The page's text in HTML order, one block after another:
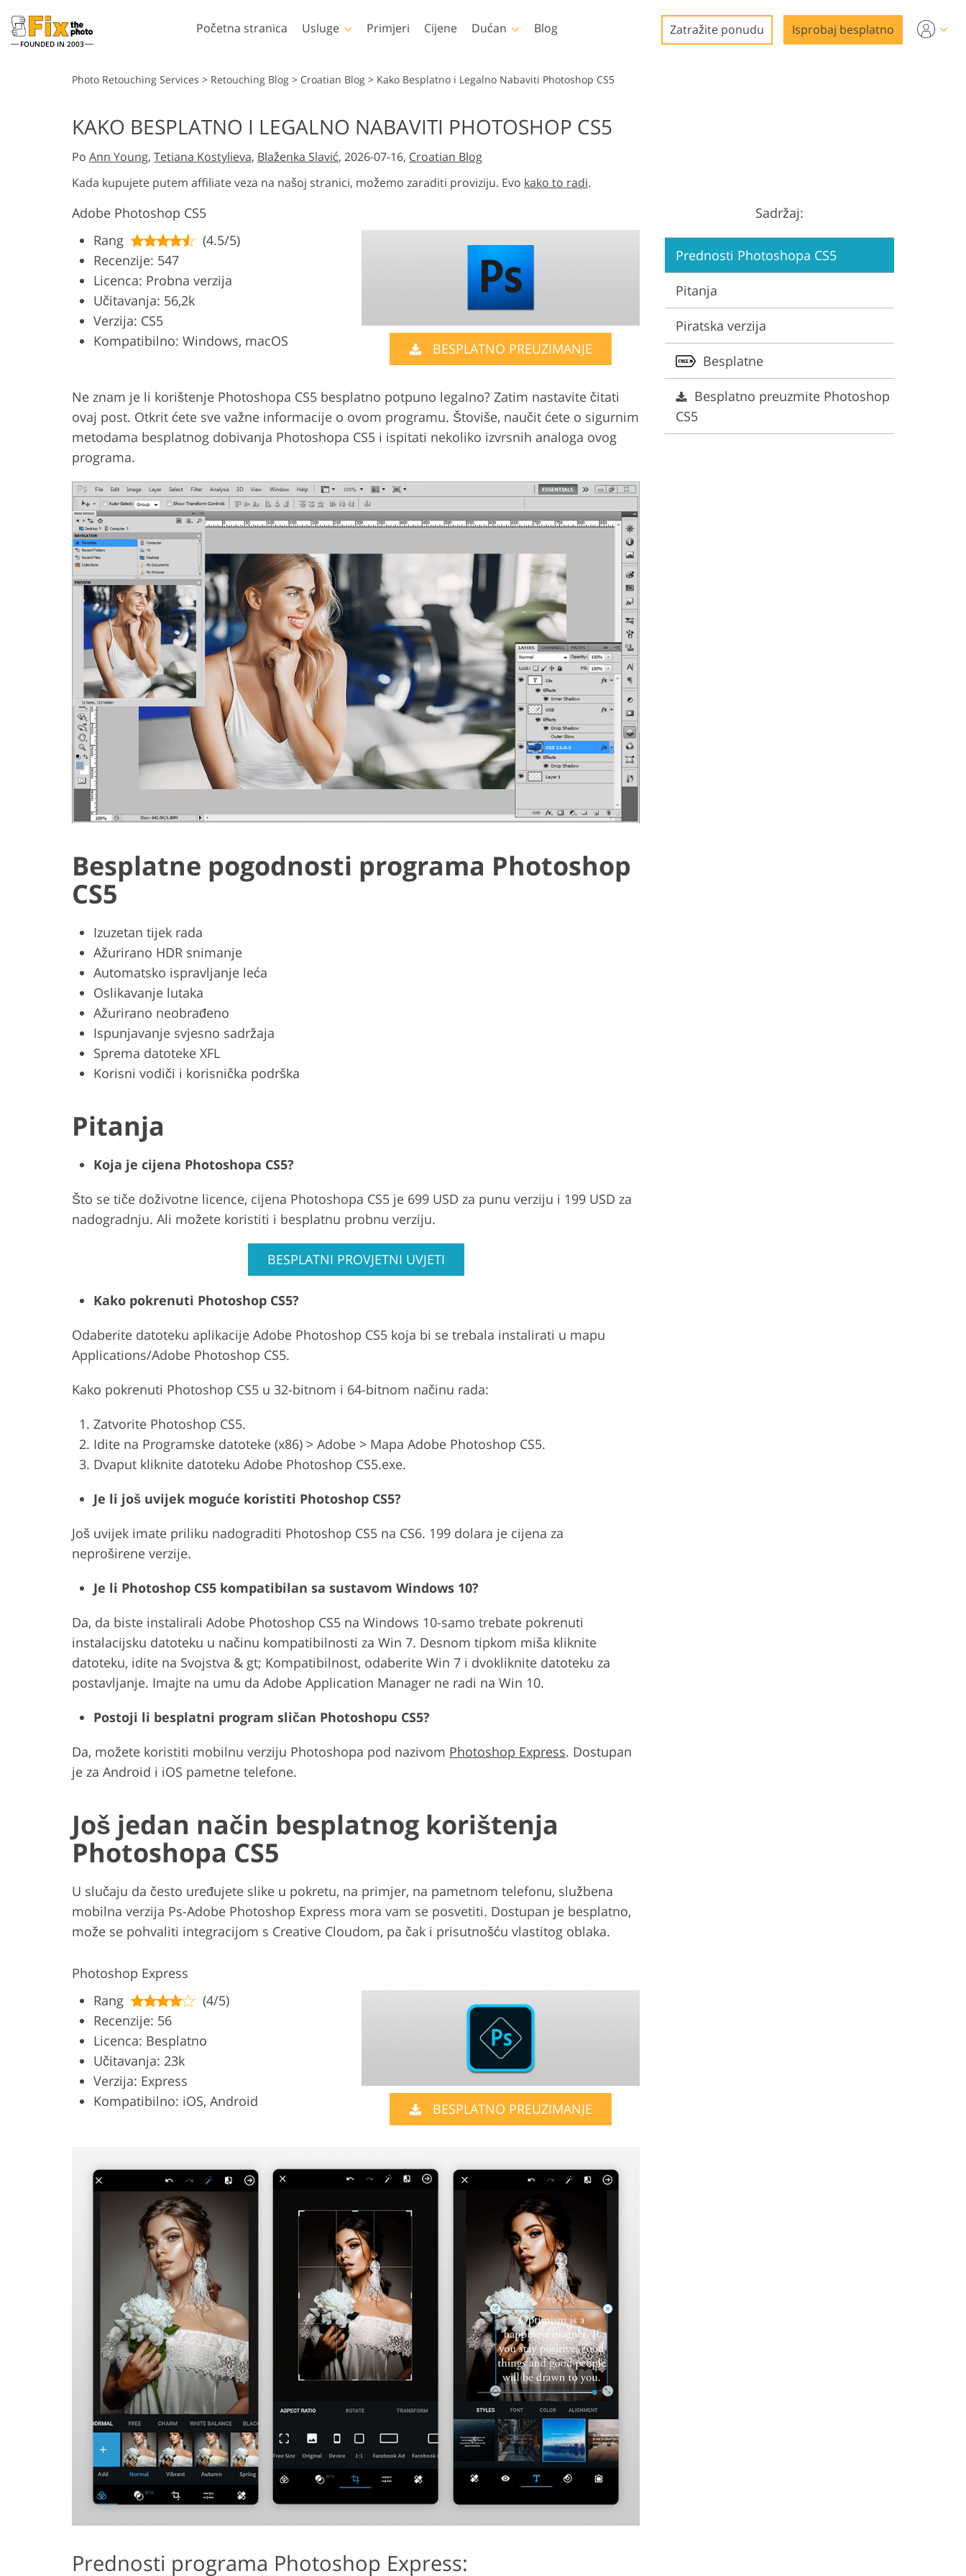
FOUNDED IN 2003
Početna stranica Usluge
Uređivanje fotografija
Uređivanje fotografija
Uređivanje vjenčanih
fotografija
Manipulacija fotografijama
Uređivanje fotografija
Uređivanje fotografija
Podaci za obuku AI Usluge video montaže
Primjeri Cijene Dućan
Lightroom
Lightroom Presets
LR Preset zbirke
Predpostavke najbolje
Mobilne Presets
Photoshop
Photoshop Akcije
Četke za Photoshop
Photoshop slojevi
Photoshop teksture
Templates
Svi predlošci
Marketinški predlošci
Valentinovo čestitke
Pozivnice za vjenčanje
Video
LUT-ovi za uređivanje
videa
Blog Zatražite ponudu Isprobaj besplatno
Photo Retouching Services > Retouching Blog > Croatian Blog > Kako Besplatno i Legalno Nabaviti Photoshop CS5
KAKO BESPLATNO I LEGALNO NABAVITI PHOTOSHOP CS5
Po Ann Young, Tetiana Kostylieva, Blaženka Slavić, 2026-07-16, Croatian Blog
Kada kupujete putem affiliate veza na našoj stranici, možemo zaraditi proviziju. Evo kako to radi.
Adobe Photoshop CS5
Rang
(4.5/5)
Recenzije: 547
Licenca: Probna verzija
Učitavanja: 56,2k
Verzija: CS5
Kompatibilno: Windows, macOS
BESPLATNO PREUZIMANJE
Ne znam je li korištenje Photoshopa CS5 besplatno potpuno legalno? Zatim nastavite čitati
ovaj post. Otkrit ćete sve važne informacije o ovom programu. Štoviše, naučit ćete o sigurnim
metodama besplatnog dobivanja Photoshopa CS5 i ispitati nekoliko izvrsnih analoga ovog
programa.
Besplatne pogodnosti programa Photoshop
CS5
Izuzetan tijek rada
Ažurirano HDR snimanje
Automatsko ispravljanje leća
Oslikavanje lutaka
Ažurirano neobrađeno
Ispunjavanje svjesno sadržaja
Sprema datoteke XFL
Korisni vodiči i korisnička podrška
Pitanja
Koja je cijena Photoshopa CS5?
Što se tiče doživotne licence, cijena Photoshopa CS5 je 699 USD za punu verziju i 199 USD za
nadogradnju. Ali možete koristiti i besplatnu probnu verziju.
BESPLATNI PROVJETNI UVJETI
Kako pokrenuti Photoshop CS5?
Odaberite datoteku aplikacije Adobe Photoshop CS5 koja bi se trebala instalirati u mapu
Applications/Adobe Photoshop CS5.
Kako pokrenuti Photoshop CS5 u 32-bitnom i 64-bitnom načinu rada:
Zatvorite Photoshop CS5.
Idite na Programske datoteke (x86) > Adobe > Mapa Adobe Photoshop CS5.
Dvaput kliknite datoteku Adobe Photoshop CS5.exe.
Je li još uvijek moguće koristiti Photoshop CS5?
Još uvijek imate priliku nadograditi Photoshop CS5 na CS6. 199 dolara je cijena za
neproširene verzije.
Je li Photoshop CS5 kompatibilan sa sustavom Windows 10?
Da, da biste instalirali Adobe Photoshop CS5 na Windows 10-samo trebate pokrenuti
instalacijsku datoteku u načinu kompatibilnosti za Win 7. Desnom tipkom miša kliknite
datoteku, idite na Svojstva & gt; Kompatibilnost, odaberite Win 7 i dvokliknite datoteku za
postavljanje. Imajte na umu da Adobe Application Manager ne radi na Win 10.
Postoji li besplatni program sličan Photoshopu CS5?
Da, možete koristiti mobilnu verziju Photoshopa pod nazivom Photoshop Express. Dostupan
je za Android i iOS pametne telefone.
Još jedan način besplatnog korištenja
Photoshopa CS5
U slučaju da često uređujete slike u pokretu, na primjer, na pametnom telefonu, službena
mobilna verzija Ps-Adobe Photoshop Express mora vam se posvetiti. Dostupan je besplatno,
može se pohvaliti integracijom s Creative Cloudom, pa čak i prisutnošću vlastitog oblaka.
Photoshop Express
Rang
(4/5)
Recenzije: 56
Licenca: Besplatno
Učitavanja: 23k
Verzija: Express
Kompatibilno: iOS, Android
BESPLATNO PREUZIMANJE
Prednosti programa Photoshop Express:
Sadržaj:
Prednosti Photoshopa CS5
Pitanja
Piratska verzija
Besplatne
Besplatno preuzmite Photoshop
CS5